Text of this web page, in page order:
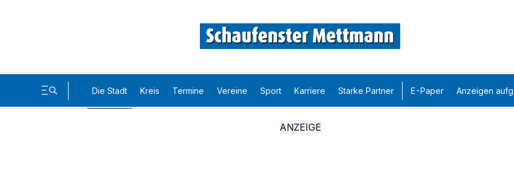
Die Stadt Kreis Termine Vereine Sport Karriere Starke Partner E-Paper Anzeigen